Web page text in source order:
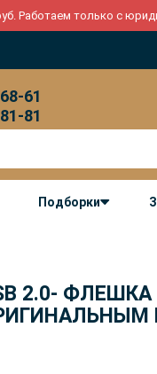
Работаем только с
61
81
Подборки
2.0- ФЛЕШКА